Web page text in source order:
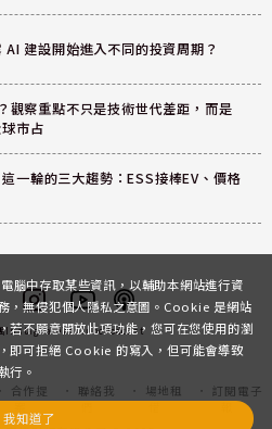
建設開始進入不同的投資周期？
觀察重點不只是技術世代差距，而是
市占
一輪的三大趨勢：ESS接棒EV、價格
InstagramYoutubePodcast
合作提
聯絡我
場地租
訂閱電子
腦中存取某些資訊，以輔助本網站進行資
，無侵犯個人隱私之意圖。Cookie 是網站
若不願意開放此項功能，您可在您使用的瀏
即可拒絕 Cookie 的寫入，但可能會導致
行。
我知道了